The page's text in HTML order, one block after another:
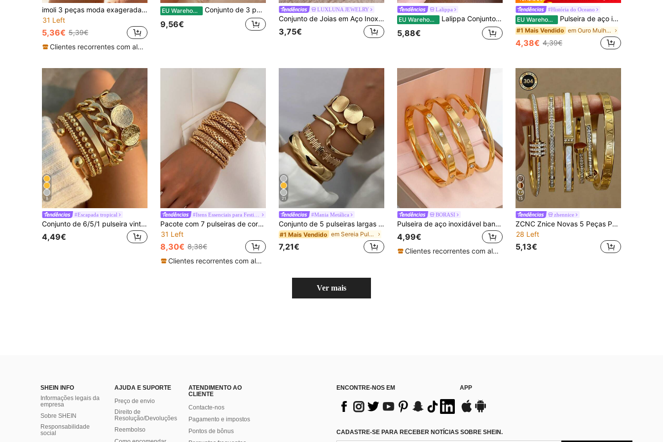
imoli 3 peças moda exagerada assimétrica CCB geométrica fio aro contas grossas joias pulseira e punho conjunto
31 Left
5,36€ 5,39€
Clientes recorrentes com alta taxa de retorno
EU Warehouse Conjunto de 3 pulseiras vintage em acrílico cor chocolate, elegante e minimalista, adequado para uso diário e férias
9,56€
LUXLUNA JEWELRY
Conjunto de Joias em Aço Inoxidável, Design de Trevo, Adequado para Deslocações Diárias ou Uso Quotidiano de Mulheres, Também um Presente Perfeito para Amigas
3,75€
Lalippa
EU Warehouse Lalippa Conjunto de 3 peças em estilo boho vintage: pulseira grossa de acrílico marrom com várias camadas, pulseira de ABS com ondas douradas, luxuosa e sofisticada, ideal para mulheres, casais, festas e uso diário.
5,88€
#História do Oceano
EU Warehouse Pulseira de aço inoxidável para articulação dos dedos, modelo minimalista e versátil com pérolas (quantidade de pérolas aleatória).
#1 Mais Vendido em Ouro Mulheres Luva Pulseiras
4,38€ 4,39€
8
#Escapada tropical
Conjunto de 6/5/1 pulseira vintage elegante estilo boêmio com corrente de miçangas CCB, pulseira elástica adequada para uso diário e férias na praia, empilhável, presente.
4,49€
Pacote com 7 pulseiras de corrente grossa com design básico vintage retrô, joias femininas da moda para uso diário
31 Left
8,30€ 8,38€
Clientes recorrentes com alta taxa de retorno
21
#Mania Metálica
Conjunto de 5 pulseiras largas em metal dourado com design geométrico vintage exagerado e luxuoso, adequado para uso diário e , peça de destaque
#1 Mais Vendido em Sereia Pulseiras Femininas
7,21€
BORASI
Pulseira de aço inoxidável banhada a ouro 18K com 3 peças, trevo de quatro folhas, ideal para festas femininas, uso diário, estilo europeu e americano, personalizada, generosa, luxuosa, com zircônia cúbica, conjunto de joias de casamento, presente para meninas, mulheres, parentes, amigos, lindo casamento, aniversário, dia dos namorados, mãe, dia das mães, presente
4,99€
Clientes recorrentes com alta taxa de retorno
15
zhennice
ZCNC Znice Novas 5 Peças Pulseiras Versáteis Minimalistas Elegantes de Luxo com Brilho Estrelado para Mulher, Aço Inoxidável de Alta Gama
28 Left
5,13€
Ver mais
SHEIN INFO
Informações legais da
empresa
Sobre SHEIN
Responsabilidade
social
AJUDA E SUPORTE
Preço de envio
Direito de
Resolução/Devoluções
Reembolso
ATENDIMENTO AO
CLIENTE
Contacte-nos
Pagamento e impostos
Pontos de bônus
ENCONTRE-NOS EM APP
CADASTRE-SE PARA RECEBER NOTÍCIAS SOBRE SHEIN.